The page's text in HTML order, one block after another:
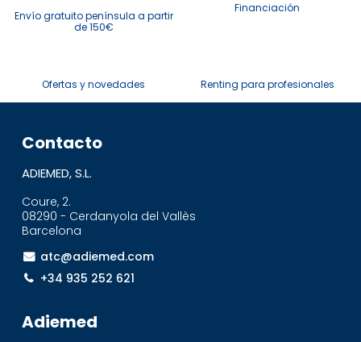
Envío gratuito península a partir
de 150€
Financiación
Ofertas y novedades Renting para profesionales
Contacto
ADIEMED, S.L.
Coure, 2.
08290 - Cerdanyola del Vallès
Barcelona
atc@adiemed.com
+34 935 252 621
Adiemed